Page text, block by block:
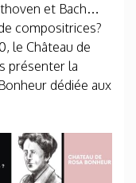
et Bach…
compositrices?
le Château de
présenter la
dédiée aux